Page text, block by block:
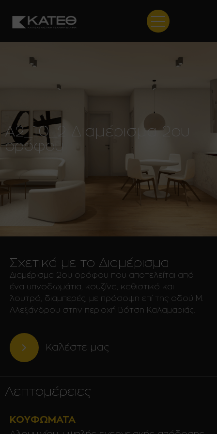
Α2_10_2 Διαμέρισμα 2ου
ορόφου
Σχετικά με το Διαμέρισμα
Διαμέρισμα 2ου ορόφου που αποτελείται από
ένα υπνοδωμάτια, κουζίνα, καθιστικό και
λουτρό, διαμπερές, με πρόσοψη επί της οδού Μ.
Αλεξάνδρου στην περιοχή Βότση Καλαμαριάς.
Καλέστε μας
Λεπτομέρειες
ΚΟΥΦΏΜΑΤΑ